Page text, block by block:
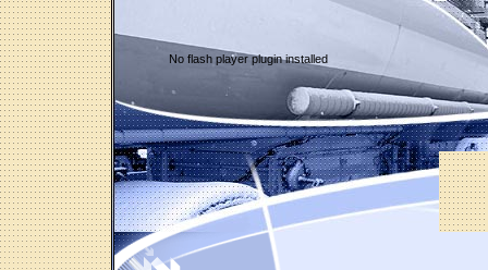
No flash player plugin installed